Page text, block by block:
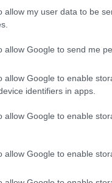
allow my user data to be
allow Google to send me
allow Google to enable
identifiers in apps.
allow Google to enable
allow Google to enable
növekedés
növekedés :
✅ Dinamikusabb
előzés,
nő a
→ Olvassa el